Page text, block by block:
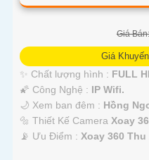
Giá
Giá
✨ Chất lượng hình : FULL
🌠 Công Nghệ : IP Wifi.
🌙 Xem ban đêm : Hồng
🔩 Thiết Kế Camera Xoay
️📡 Ưu Điểm : Xoay 360 Thu